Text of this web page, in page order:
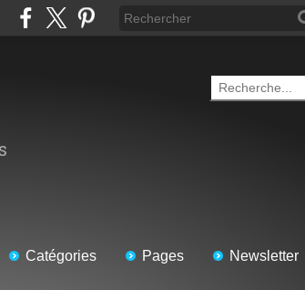
Catégories Pages Newsletter